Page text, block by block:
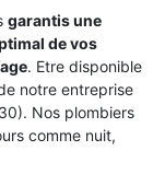
garantis une
de vos
. Etre disponible
notre entreprise
Nos plombiers
comme nuit,